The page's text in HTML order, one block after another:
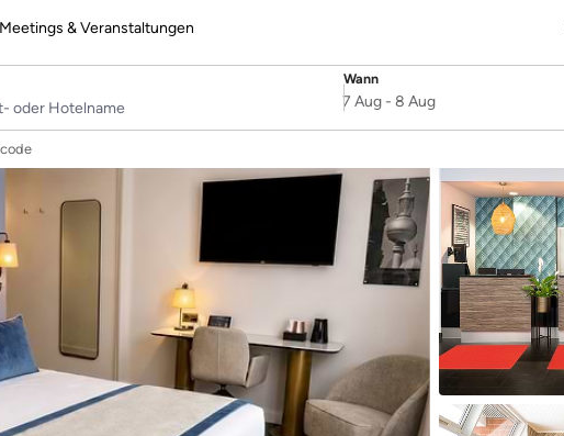
Meetings & Veranstaltungen
oder Hotelname
Wann
SelectDate
7 Aug- 8 Aug